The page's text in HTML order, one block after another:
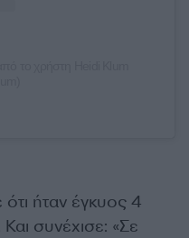
ήταν έγκυος 4
συνέχισε: «Σε